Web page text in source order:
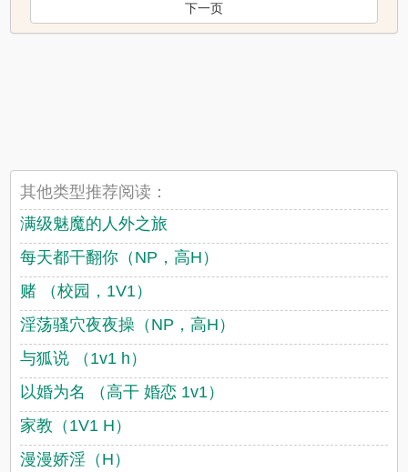
下一页
其他类型推荐阅读：
满级魅魔的人外之旅
每天都干翻你（NP，高H）
赌 （校园，1V1）
淫荡骚穴夜夜操（NP，高H）
与狐说 （1v1 h）
以婚为名 （高干 婚恋 1v1）
家教（1V1 H）
漫漫娇淫（H）